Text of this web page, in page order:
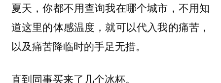
夏天，你都不用查询我在哪个城市，不用知
道这里的体感温度，就可以代入我的痛苦，
以及痛苦降临时的手足无措。
直到同事买来了几个冰杯。